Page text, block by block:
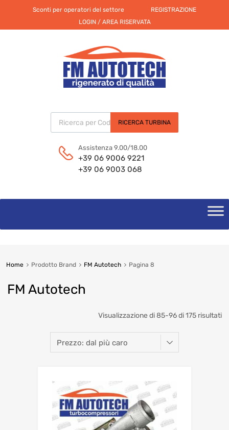
Sconti per operatori del settore
REGISTRAZIONE
LOGIN / AREA RISERVATA
Products search
RICERCA TURBINA
Assistenza 9.00/18.00
+39 06 9006 9221
+39 06 9003 068
content
Home Prodotto Brand FM Autotech Pagina 8
FM Autotech
Visualizzazione di 85-96 di 175 risultati